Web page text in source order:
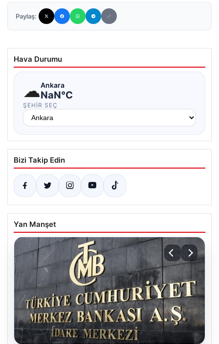
Paylaş:
Hava Durumu
☁Ankara
NaN°C
ŞEHIR SEÇ
Bizi Takip Edin
Yan Manşet